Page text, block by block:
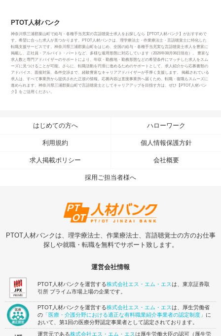
PTOT人材バンク
神奈川県三浦郡葉山町で給与・各種手当充実の言語聴覚士求人をお探しなら【PTOT人材バンク】がおすすめで
す。希望に合った求人が見つかります。PTOT人材バンクは、理学療法士・作業療法士・言語聴覚士に特化した
転職支援サービスです。神奈川県三浦郡葉山町をはじめ、全国の給与・各種手当充実な言語聴覚士求人を豊富に
掲載し、正社員・アルバイト・パートなど、多様な雇用形態に対応しています（2026年08月06日現在）。 豊富な
求人数と専門アドバイザーのサポートにより、年収・勤務地・勤務形態などの希望条件にマッチした求人をスム
ーズに見つけることが可能。さらに、転職活動を円滑に進めるためのサポートとして、求人紹介から応募書類の
アドバイス、面接対策、条件交渉まで、経験豊富なキャリアアドバイザーが手厚く支援します。 掲載されている
求人は、すべて事業所から提供された正規の情報。応募内容は直接事業所へ届くため、転職・復職もスムーズに
進められます。神奈川県三浦郡葉山町で言語聴覚士としてキャリアアップを目指す方は、ぜひ【PTOT人材バン
ク】をご活用ください。
はじめての方へ ハローワーク
利用規約 個人情報保護方針
求人掲載ポリシー 会社概要
採用ご担当者様へ
PTOT人材バンクは、理学療法士、作業療法士、言語聴覚士の方のお仕事
探しや就職・転職を無料でサポート致します。
運営会社情報
PTOT人材バンクを運営する株式会社エス・エム・エスは、東京証券取
引所 プライム市場上場の企業です。
PTOT人材バンクを運営する株式会社エス・エム・エスは、厚生労働省
の 「医療・介護分野における適正な有料職業紹介事業者の認定制度」 に
おいて、第1回の医療分野認定事業者として認定されております。
運営元である株式会社エス・エム・エスは厚生労働大臣の認可（厚生労